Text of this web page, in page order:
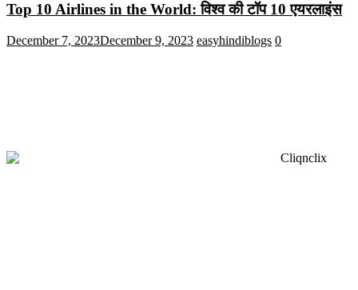
Top 10 Airlines in the World: विश्व की टॉप 10 एयरलाइंस
December 7, 2023December 9, 2023 easyhindiblogs 0